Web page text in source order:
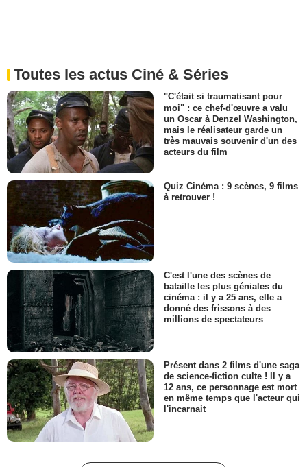
Toutes les actus Ciné & Séries
"C'était si traumatisant pour
moi" : ce chef-d'œuvre a valu
un Oscar à Denzel Washington,
mais le réalisateur garde un
très mauvais souvenir d'un des
acteurs du film
Quiz Cinéma : 9 scènes, 9 films
à retrouver !
C'est l'une des scènes de
bataille les plus géniales du
cinéma : il y a 25 ans, elle a
donné des frissons à des
millions de spectateurs
Présent dans 2 films d'une saga
de science-fiction culte ! Il y a
12 ans, ce personnage est mort
en même temps que l'acteur qui
l'incarnait